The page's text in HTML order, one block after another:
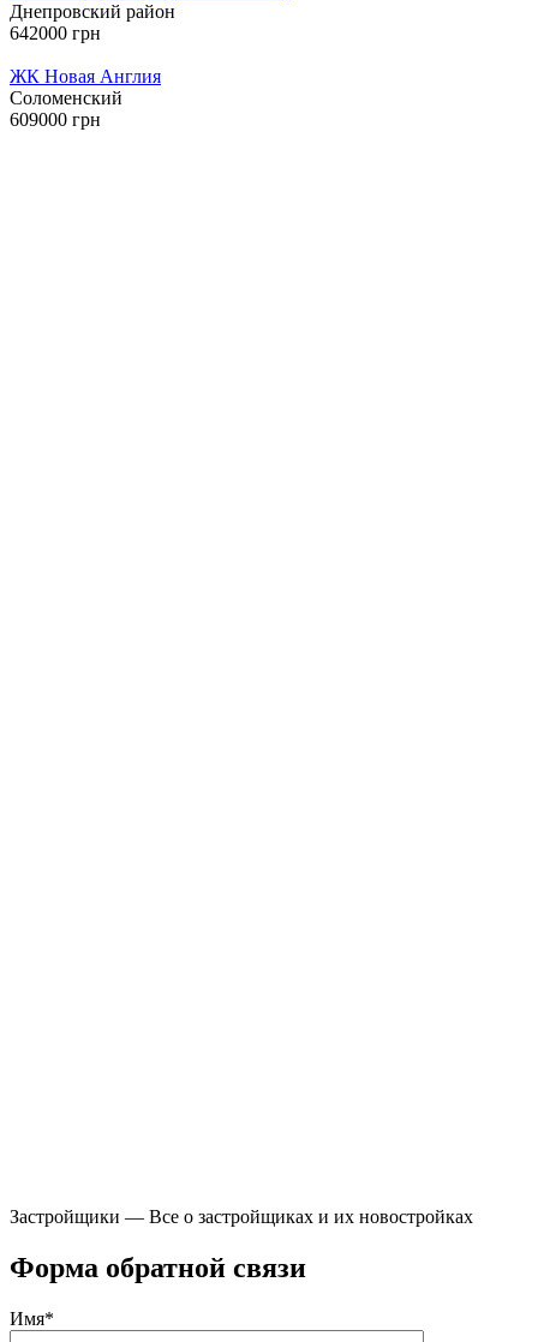
Днепровский район
642000 грн
ЖК Новая Англия
Соломенский
609000 грн
Застройщики — Все о застройщиках и их новостройках
Форма обратной связи
Имя*